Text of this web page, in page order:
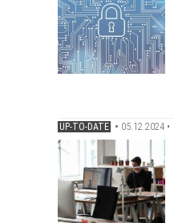
UP-TO-DATE • 05.12.2024 •